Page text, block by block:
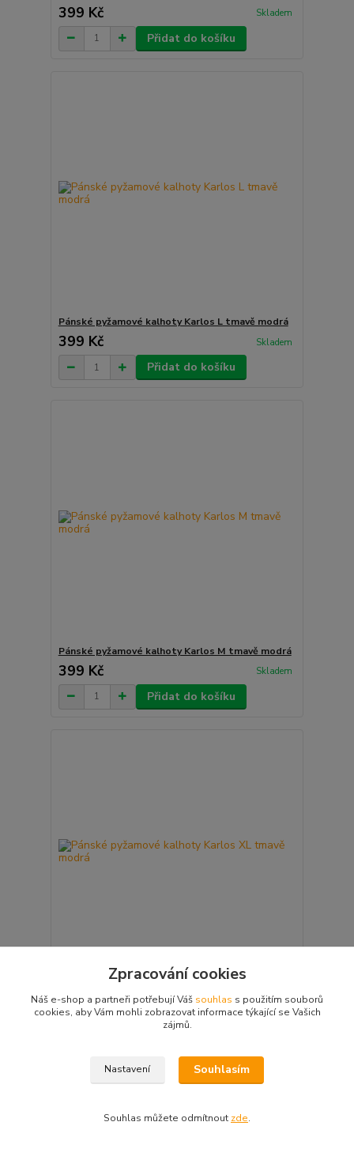
399 Kč Skladem
Přidat do košíku
Pánské pyžamové kalhoty Karlos L tmavě modrá
399 Kč Skladem
Přidat do košíku
Pánské pyžamové kalhoty Karlos M tmavě modrá
399 Kč Skladem
Přidat do košíku
Pánské pyžamové kalhoty Karlos XL tmavě modrá
399 Kč Skladem
Přidat do košíku
Zpracování cookies
Náš e-shop a partneři potřebují Váš souhlas s použitím souborů
cookies, aby Vám mohli zobrazovat informace týkající se Vašich
zájmů.
Nastavení Souhlasím
Souhlas můžete odmítnout zde.